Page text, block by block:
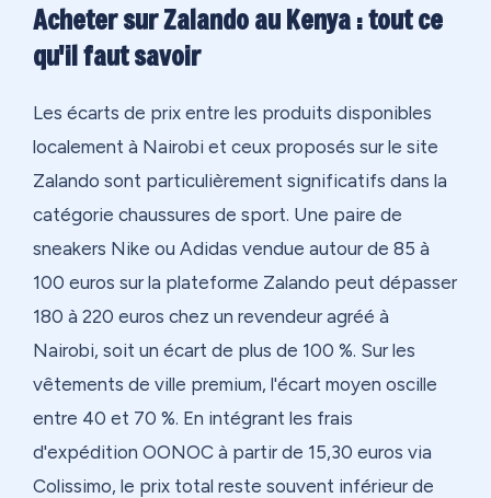
Acheter sur Zalando au Kenya : tout ce
qu'il faut savoir
Les écarts de prix entre les produits disponibles
localement à Nairobi et ceux proposés sur le site
Zalando sont particulièrement significatifs dans la
catégorie chaussures de sport. Une paire de
sneakers Nike ou Adidas vendue autour de 85 à
100 euros sur la plateforme Zalando peut dépasser
180 à 220 euros chez un revendeur agréé à
Nairobi, soit un écart de plus de 100 %. Sur les
vêtements de ville premium, l'écart moyen oscille
entre 40 et 70 %. En intégrant les frais
d'expédition OONOC à partir de 15,30 euros via
Colissimo, le prix total reste souvent inférieur de